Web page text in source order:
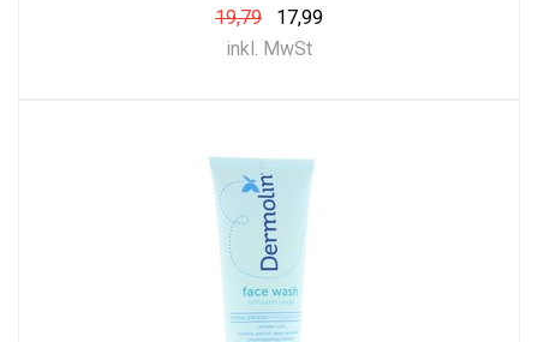
19,79
17,99
inkl. MwSt